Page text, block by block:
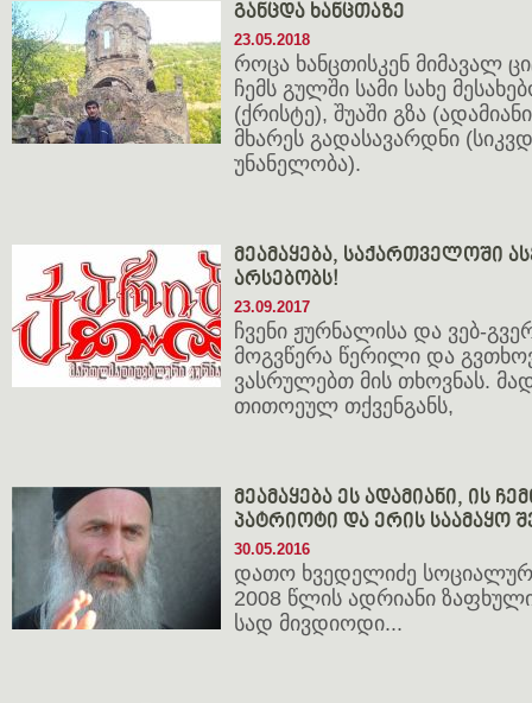
განცდა ხანცთაზე
23.05.2018
როცა ხანცთისკენ მიმავალ
ჩემს გულში სამი სახე
(ქრისტე), შუაში გზა
მხარეს გადასავარდნი
უნანელობა).
მეამაყება, საქართველოში
არსებობს!
23.09.2017
ჩვენი ჟურნალისა და ვებ-
მოგვწერა წერილი და
ვასრულებთ მის თხოვნას.
თითოეულ თქვენგანს,
მეამაყება ეს ადამიანი, ის
პატრიოტი და ერის საამაყო
30.05.2016
დათო ხვედელიძე სოციალურ
2008 წლის ადრიანი
სად მივდიოდი...